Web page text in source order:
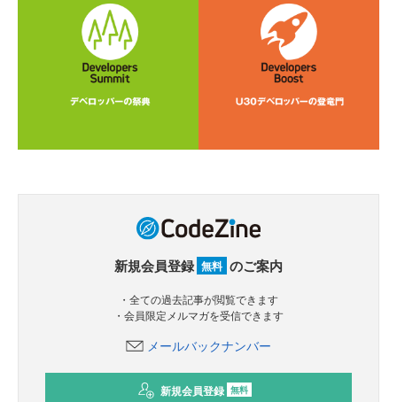
新規会員登録 無料 のご案内
・全ての過去記事が閲覧できます
・会員限定メルマガを受信できます
メールバックナンバー
新規会員登録 無料